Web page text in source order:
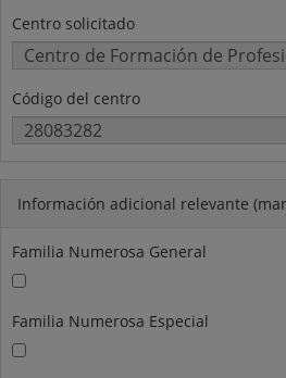
Centro solicitado
Código del centro
Información adicional relevante
Familia Numerosa General
Familia Numerosa Especial